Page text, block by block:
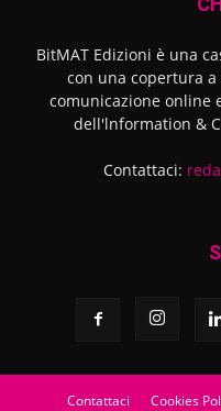
BitMAT Edizioni è una
con una copertura
comunicazione online
dell'lnformation &
Contattaci:
Contattaci Cookies